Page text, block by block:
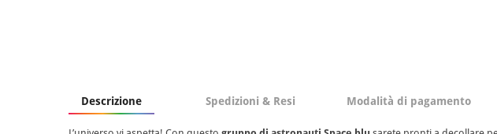
Descrizione Spedizioni & Resi Modalità di pagamento